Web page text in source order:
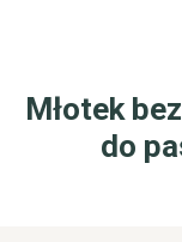
Młotek
do